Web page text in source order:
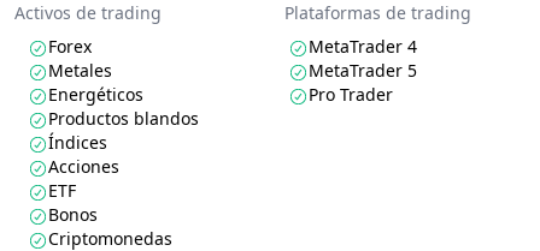
Activos de trading
Forex
Metales
Energéticos
Productos blandos
Índices
Acciones
ETF
Bonos
Criptomonedas
Plataformas de trading
MetaTrader 4
MetaTrader 5
Pro Trader